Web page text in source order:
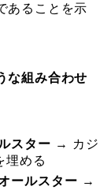
あることを示
な組み合わせ
スター → カジ
埋める
ールスター →